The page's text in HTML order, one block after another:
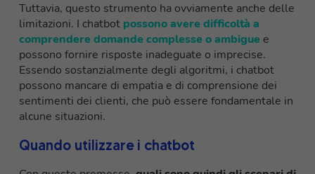
Tuttavia, questo strumento ha ovviamente anche delle
limitazioni. I chatbot possono avere difficoltà a
comprendere domande complesse o ambigue e
possono fornire risposte inadeguate o imprecise.
Essendo sostanzialmente degli algoritmi, i chatbot
possono mancare di empatia e di comprensione dei
sentimenti dei clienti, che può essere fondamentale in
alcune situazioni.
Quando utilizzare i chatbot